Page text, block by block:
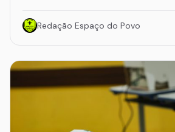
Redação Espaço do Povo